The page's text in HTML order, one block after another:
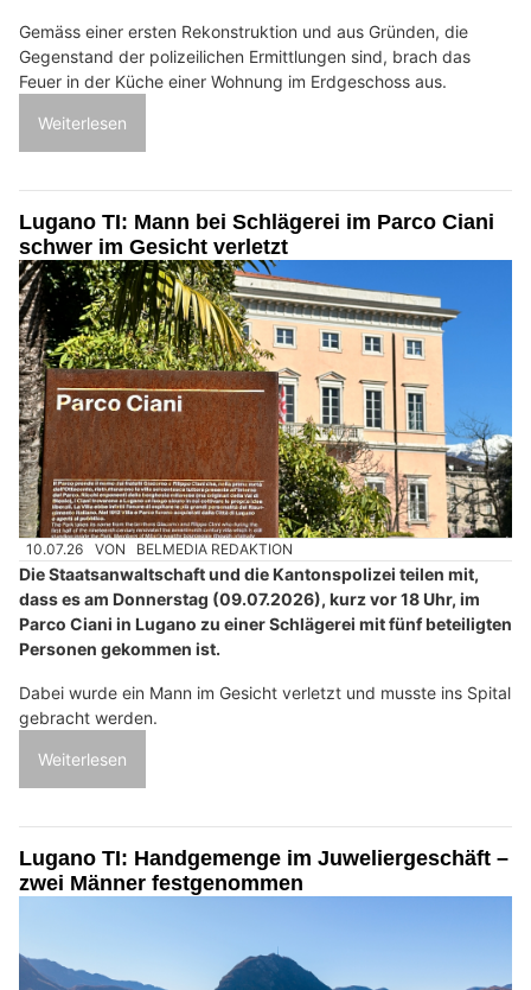
Gemäss einer ersten Rekonstruktion und aus Gründen, die
Gegenstand der polizeilichen Ermittlungen sind, brach das
Feuer in der Küche einer Wohnung im Erdgeschoss aus.
Weiterlesen
Lugano TI: Mann bei Schlägerei im Parco Ciani
schwer im Gesicht verletzt
10.07.26 VON BELMEDIA REDAKTION
Die Staatsanwaltschaft und die Kantonspolizei teilen mit,
dass es am Donnerstag (09.07.2026), kurz vor 18 Uhr, im
Parco Ciani in Lugano zu einer Schlägerei mit fünf beteiligten
Personen gekommen ist.
Dabei wurde ein Mann im Gesicht verletzt und musste ins Spital
gebracht werden.
Weiterlesen
Lugano TI: Handgemenge im Juweliergeschäft –
zwei Männer festgenommen